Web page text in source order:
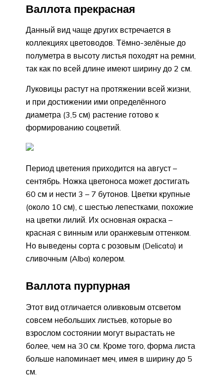
Валлота прекрасная
Данный вид чаще других встречается в
коллекциях цветоводов. Тёмно-зелёные до
полуметра в высоту листья походят на ремни,
так как по всей длине имеют ширину до 2 см.
Луковицы растут на протяжении всей жизни,
и при достижении ими определённого
диаметра (3,5 см) растение готово к
формированию соцветий.
Период цветения приходится на август –
сентябрь. Ножка цветоноса может достигать
60 см и нести 3 – 7 бутонов. Цветки крупные
(около 10 см), с шестью лепестками, похожие
на цветки лилий. Их основная окраска –
красная с винным или оранжевым оттенком.
Но выведены сорта с розовым (Delicata) и
сливочным (Alba) колером.
Валлота пурпурная
Этот вид отличается оливковым отсветом
совсем небольших листьев, которые во
взрослом состоянии могут вырастать не
более, чем на 30 см. Кроме того, форма листа
больше напоминает меч, имея в ширину до 5
см.